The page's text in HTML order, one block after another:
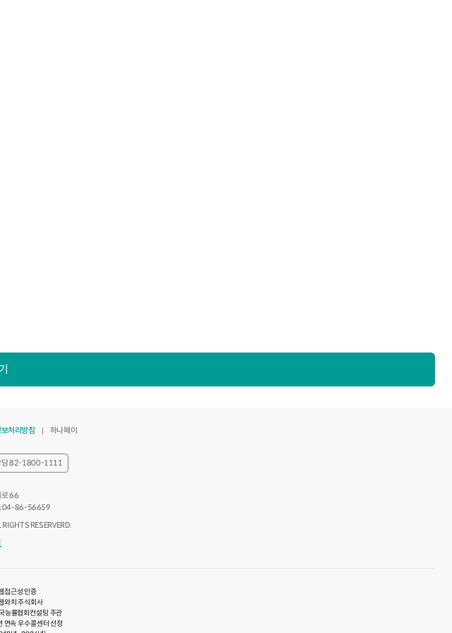
처리방침 하나페이
담 82-1800-1111
로 66
104-86-56659
RESERVERD.
접근성 인증
와치 주식회사
능률협회컨설팅 주관
연속 우수콜센터 선정